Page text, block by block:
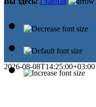
2026-08-08T14:25:00+03:00